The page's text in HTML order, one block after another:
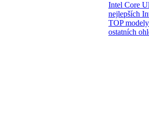
Intel Core
nejlepších
TOP
ostatních